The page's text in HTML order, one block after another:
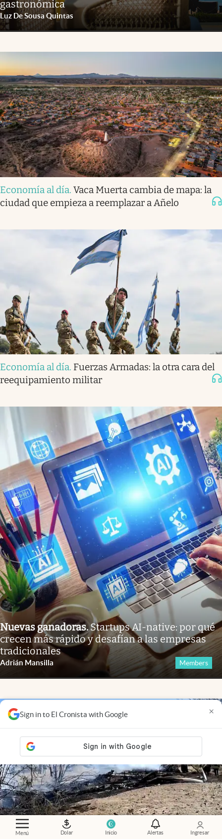
Menú Dolar Inicio Alertas Ingresar
Sign in to El Cronista with Google ×
gastronómica
Luz De Sousa Quintas
Economía al día. Vaca Muerta cambia de mapa: la
ciudad que empieza a reemplazar a Añelo
Economía al día. Fuerzas Armadas: la otra cara del
reequipamiento militar
Nuevas ganadoras.Startups AI-native: por qué
crecen más rápido y desafían a las empresas
tradicionales
Adrián Mansilla Members
Video. Tragedia en Perú: se estrelló una avioneta